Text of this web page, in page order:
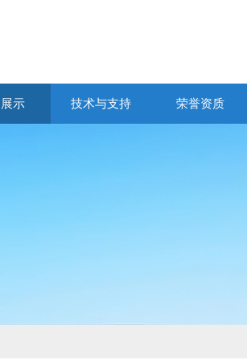
示 技术与支持 荣誉资质